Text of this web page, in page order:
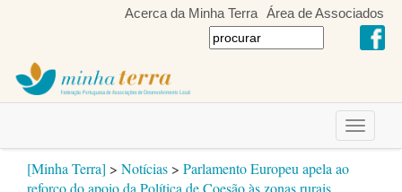
Acerca da Minha Terra Área de Associados
Toggle
[Minha Terra] > Notícias > Parlamento Europeu apela ao
reforço do apoio da Política de Coesão às zonas rurais